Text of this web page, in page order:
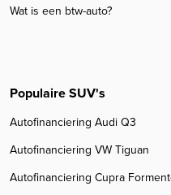
Wat is een btw-auto?
Populaire SUV's
Autofinanciering Audi Q3
Autofinanciering VW Tiguan
Autofinanciering Cupra